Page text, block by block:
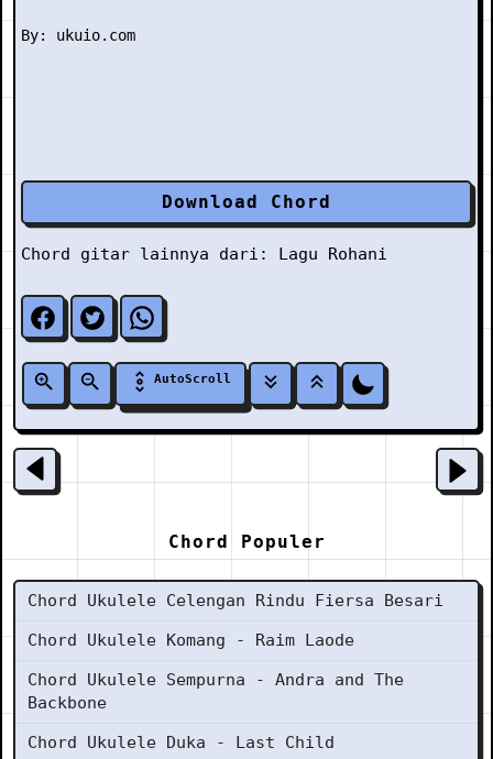
Download Chord
Chord gitar lainnya dari: Lagu Rohani
AutoScroll
Chord Populer
Chord Ukulele Celengan Rindu Fiersa Besari
Chord Ukulele Komang - Raim Laode
Chord Ukulele Sempurna - Andra and The
Backbone
Chord Ukulele Duka - Last Child